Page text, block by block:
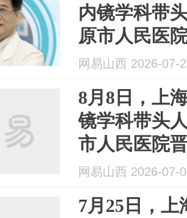
内镜学科带
原市人民医
网易山西 2026-07-
8月8日，上
镜学科带头
市人民医院
网易山西 2026-07-
7月25日，